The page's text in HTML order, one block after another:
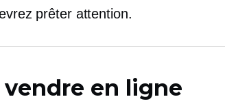
prêter attention.
en ligne